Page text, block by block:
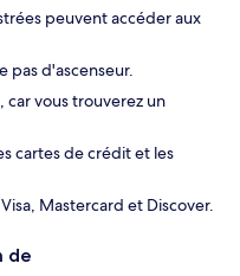
peuvent accéder aux
pas d'ascenseur.
car vous trouverez un
cartes de crédit et les
Mastercard et Discover.
de